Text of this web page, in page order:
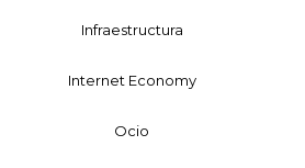
Infraestructura
Internet Economy
Ocio